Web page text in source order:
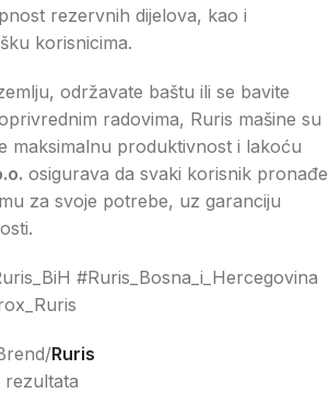
rezervnih dijelova, kao i
korisnicima.
održavate baštu ili se bavite
radovima, Ruris mašine su
maksimalnu produktivnost i lakoću
osigurava da svaki korisnik pronađe
za svoje potrebe, uz garanciju
#Ruris_Bosna_i_Hercegovina
/Ruris
rezultata